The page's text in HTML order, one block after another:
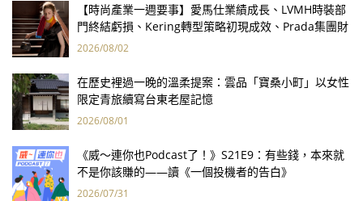
【時尚產業一週要事】愛馬仕業績成長、LVMH時裝部
門終結虧損、Kering轉型策略初現成效、Prada集團財
報亮眼
2026/08/02
在歷史裡過一晚的溫柔提案：雲品「寶桑小町」以女性
限定青旅續寫台東老屋記憶
2026/08/01
《威～連你也Podcast了！》S21E9：有些錢，本來就
不是你該賺的——讀《一個投機者的告白》
2026/07/31